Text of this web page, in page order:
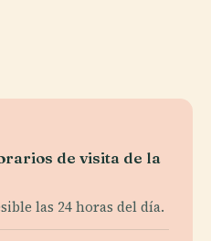
de visita de la
las 24 horas del día.